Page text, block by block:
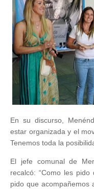
En su discurso,
estar organizada y el
Tenemos toda la
El jefe comunal de
recalcó: “Como les
pido que acompañemos